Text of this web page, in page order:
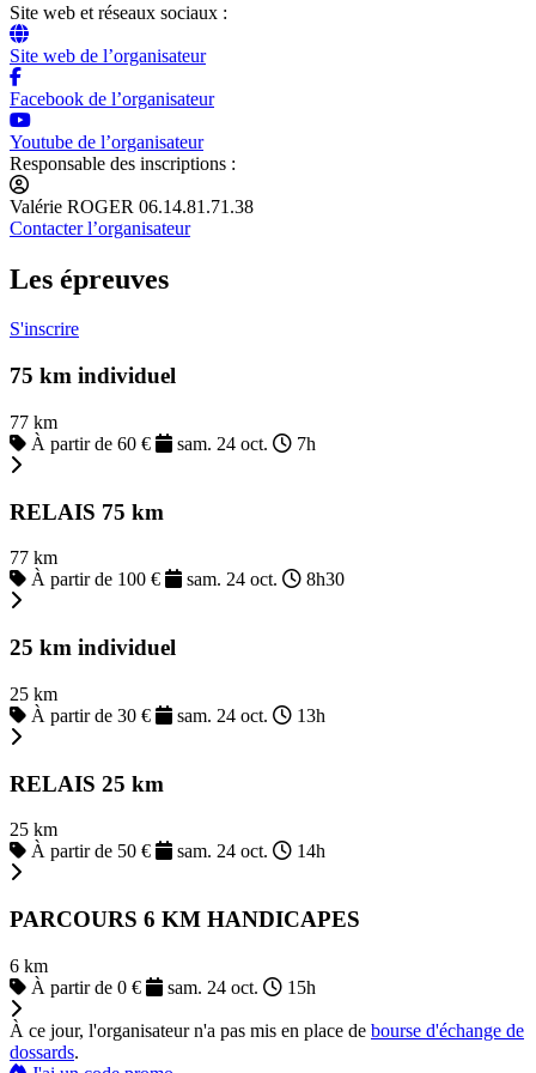
Site web et réseaux sociaux :
Site web de l’organisateur
Facebook de l’organisateur
Youtube de l’organisateur
Responsable des inscriptions :
Valérie ROGER 06.14.81.71.38
Contacter l’organisateur
Les épreuves
S'inscrire
75 km individuel
77 km
À partir de 60 €
sam. 24 oct. 7h
RELAIS 75 km
77 km
À partir de 100 €
sam. 24 oct. 8h30
25 km individuel
25 km
À partir de 30 €
sam. 24 oct. 13h
RELAIS 25 km
25 km
À partir de 50 €
sam. 24 oct. 14h
PARCOURS 6 KM HANDICAPES
6 km
À partir de 0 €
sam. 24 oct. 15h
À ce jour, l'organisateur n'a pas mis en place de bourse d'échange de
dossards.